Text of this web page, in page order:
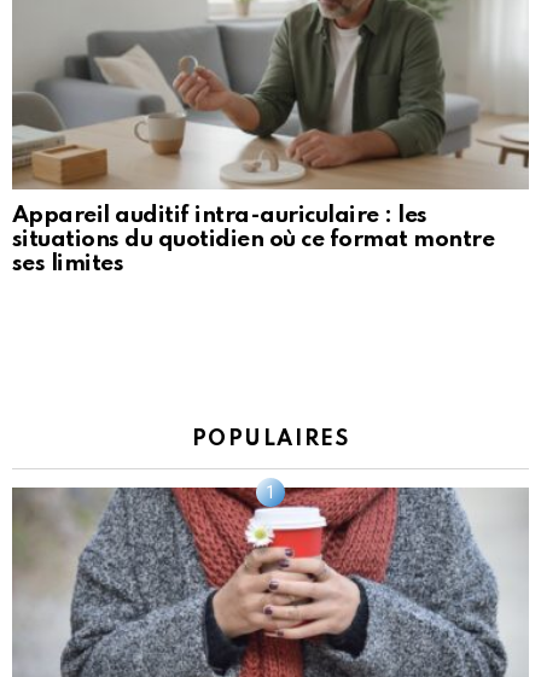
Appareil auditif intra-auriculaire : les
situations du quotidien où ce format montre
ses limites
POPULAIRES